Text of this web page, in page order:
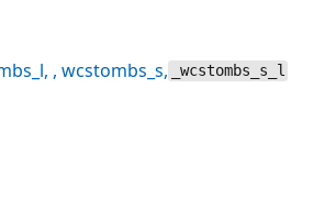
, , wcstombs_s, _wcstombs_s_l